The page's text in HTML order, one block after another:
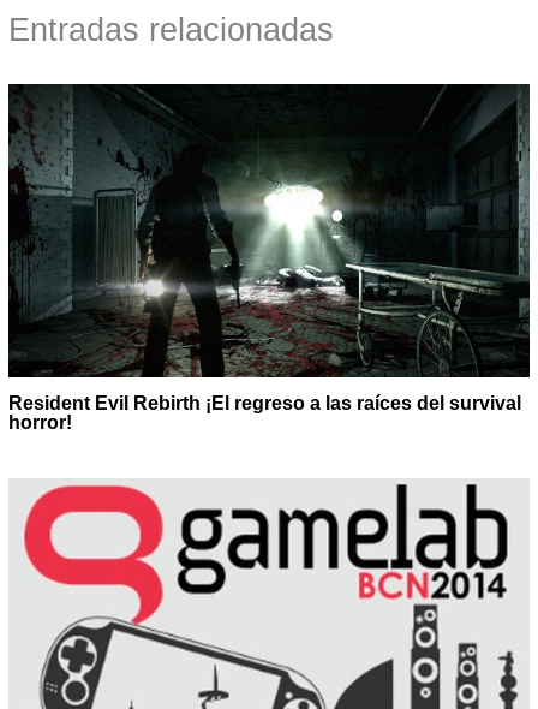
Entradas relacionadas
Resident Evil Rebirth ¡El regreso a las raíces del survival
horror!